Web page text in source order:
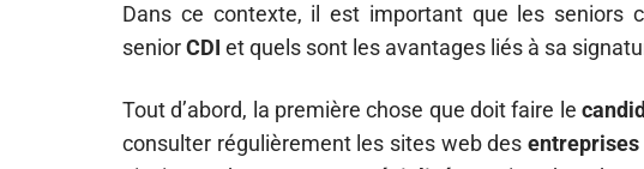
Dans ce contexte, il est important que les seniors
seniorCDI et quels sont les avantages liés à sa
Tout d’abord, la première chose que doit faire le
consulter régulièrement les sites web desentreprises